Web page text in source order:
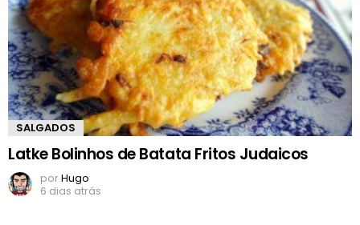
SALGADOS
Latke Bolinhos de Batata Fritos Judaicos
porHugo
6 dias atrás